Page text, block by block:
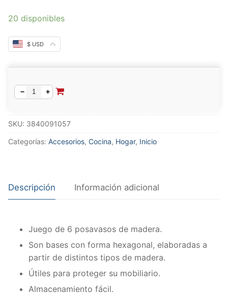
20 disponibles
$ USD
− +
SKU: 3840091057
Categorías: Accesorios, Cocina, Hogar, Inicio
Descripción Información adicional
Juego de 6 posavasos de madera.
Son bases con forma hexagonal, elaboradas a
partir de distintos tipos de madera.
Útiles para proteger su mobiliario.
Almacenamiento fácil.